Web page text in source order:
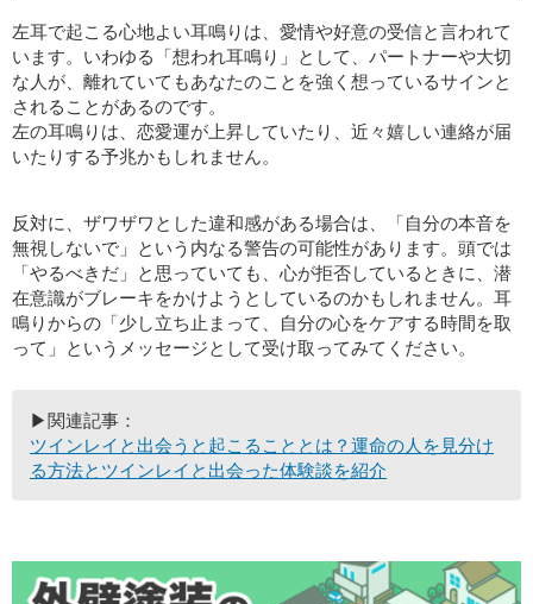
左耳で起こる心地よい耳鳴りは、愛情や好意の受信と言われて
います。いわゆる「想われ耳鳴り」として、パートナーや大切
な人が、離れていてもあなたのことを強く想っているサインと
されることがあるのです。
左の耳鳴りは、恋愛運が上昇していたり、近々嬉しい連絡が届
いたりする予兆かもしれません。
反対に、ザワザワとした違和感がある場合は、「自分の本音を
無視しないで」という内なる警告の可能性があります。頭では
「やるべきだ」と思っていても、心が拒否しているときに、潜
在意識がブレーキをかけようとしているのかもしれません。耳
鳴りからの「少し立ち止まって、自分の心をケアする時間を取
って」というメッセージとして受け取ってみてください。
▶関連記事：
ツインレイと出会うと起こることとは？運命の人を見分け
る方法とツインレイと出会った体験談を紹介